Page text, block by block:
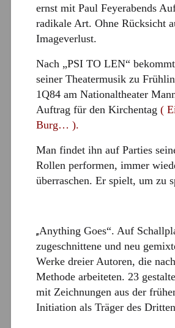
ernst mit Paul Feyerabends
radikale Art. Ohne Rücksicht
Imageverlust.
Nach „PSI TO LEN“
seiner Theatermusik zu
1Q84 am Nationaltheater
Auftrag für den Kirchentag(
Burg… ).
Man findet ihn auf Parties
Rollen performen, immer
überraschen. Er spielt, um zu
„Anything Goes“. Auf
zugeschnittene und neu
Werke dreier Autoren, die
Methode arbeiteten. 23
mit Zeichnungen aus der
Initiation als Träger des